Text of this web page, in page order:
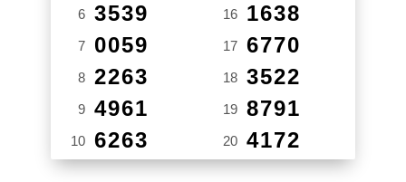
6 3539
7 0059
8 2263
9 4961
10 6263
16 1638
17 6770
18 3522
19 8791
20 4172